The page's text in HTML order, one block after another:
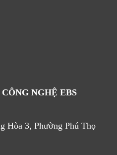
NGHỆ EBS
Hòa 3, Phường Phú Thọ